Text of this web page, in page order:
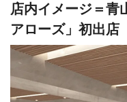
店内イメージ＝青
アローズ」初出店